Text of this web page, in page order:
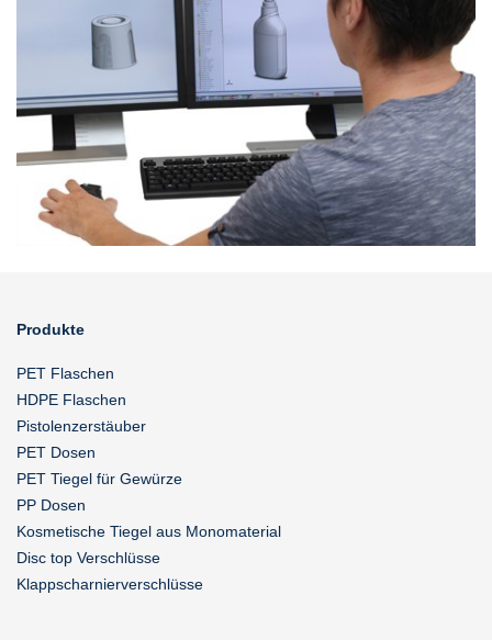
Produkte
PET Flaschen
HDPE Flaschen
Pistolenzerstäuber
PET Dosen
PET Tiegel für Gewürze
PP Dosen
Kosmetische Tiegel aus Monomaterial
Disc top Verschlüsse
Klappscharnierverschlüsse